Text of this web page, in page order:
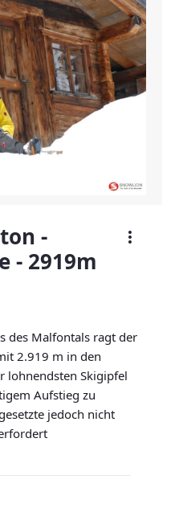
-
- 2919m
des Malfontals ragt der
2.919 m in den
lohnendsten Skigipfel
Aufstieg zu
jedoch nicht